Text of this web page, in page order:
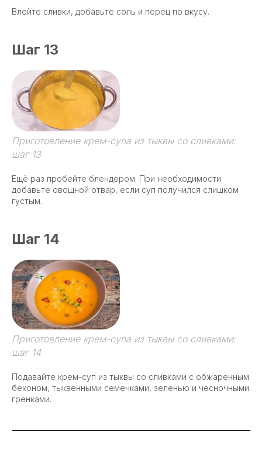
Влейте сливки, добавьте соль и перец по вкусу.
Шаг 13
Приготовление крем-супа из тыквы со сливками:
шаг 13
Ещё раз пробейте блендером. При необходимости
добавьте овощной отвар, если суп получился слишком
густым.
Шаг 14
Приготовление крем-супа из тыквы со сливками:
шаг 14
Подавайте крем-суп из тыквы со сливками с обжаренным
беконом, тыквенными семечками, зеленью и чесночными
гренками.